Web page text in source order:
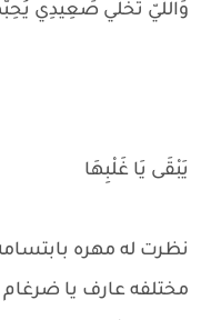
وَاللَّيّ تَخَلِّي صَعِيدِي
يَبْقَى يَا غَلْبِهَا
نظرت له مهره
مختلفه عارف يا ضرغام